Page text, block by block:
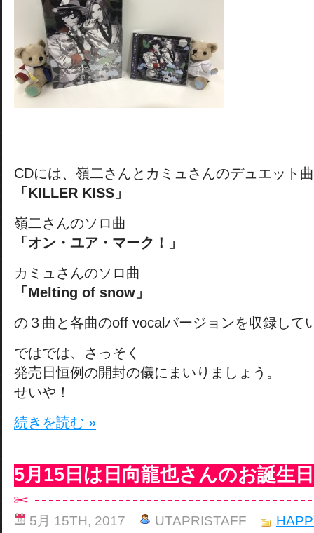
CDには、嶺二さんとカミュさんのデュエット曲
「KILLER KISS」
嶺二さんのソロ曲
「オン・ユア・マーク！」
カミュさんのソロ曲
「Melting of snow」
の３曲と各曲のoff vocalバージョンを収録して
ではでは、さっそく
発売日恒例の開封の儀にまいりましょう。
せいや！
続きを読む »
5月15日は日向龍也さんのお誕生
5月 15TH, 2017 UTAPRISTAFF